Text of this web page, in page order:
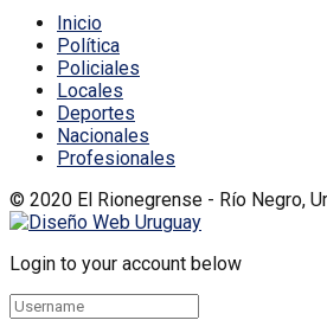
Inicio
Política
Policiales
Locales
Deportes
Nacionales
Profesionales
© 2020 El Rionegrense - Río Negro,
Login to your account below